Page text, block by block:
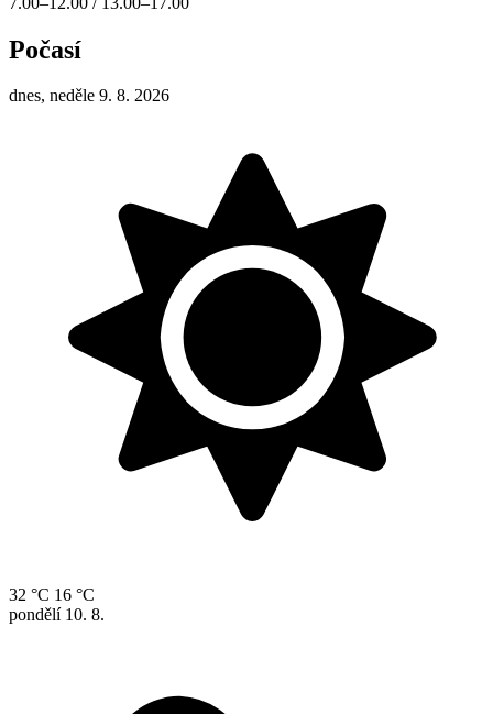
Počasí
dnes, neděle 9. 8. 2026
32 °C 16 °C
pondělí 10. 8.